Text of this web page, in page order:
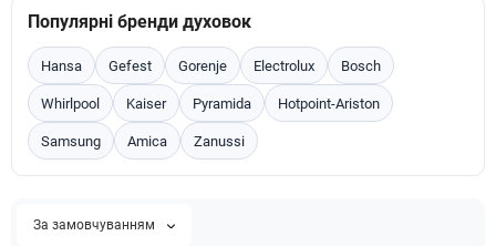
Популярні бренди духовок
Hansa Gefest Gorenje Electrolux Bosch
Whirlpool Kaiser Pyramida Hotpoint-Ariston
Samsung Amica Zanussi
За замовчуванням